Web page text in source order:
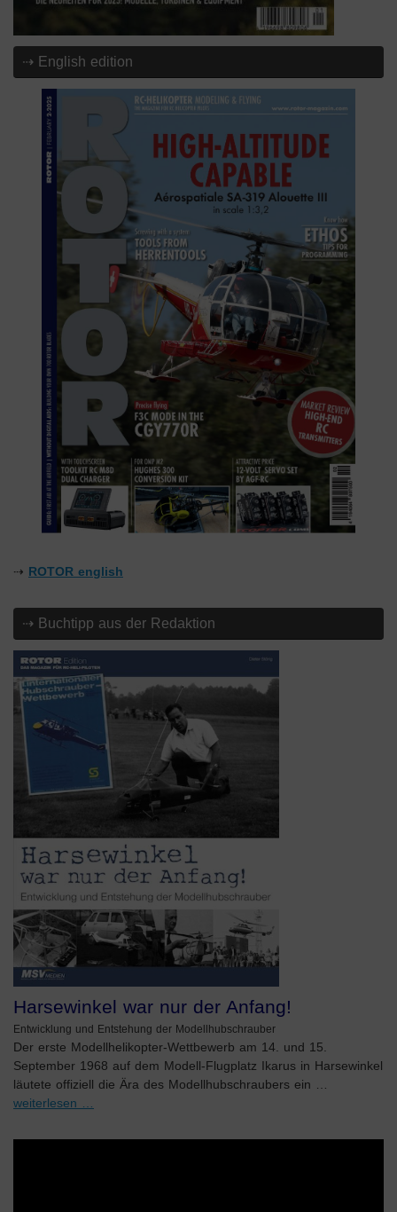
⇢ English edition
⇢ ROTOR english
⇢ Buchtipp aus der Redaktion
Harsewinkel war nur der Anfang!
Entwicklung und Entstehung der Modellhubschrauber
Der erste Modellhelikopter-Wettbewerb am 14. und 15.
September 1968 auf dem Modell-Flugplatz Ikarus in Harsewinkel
läutete offiziell die Ära des Modellhubschraubers ein …
weiterlesen …